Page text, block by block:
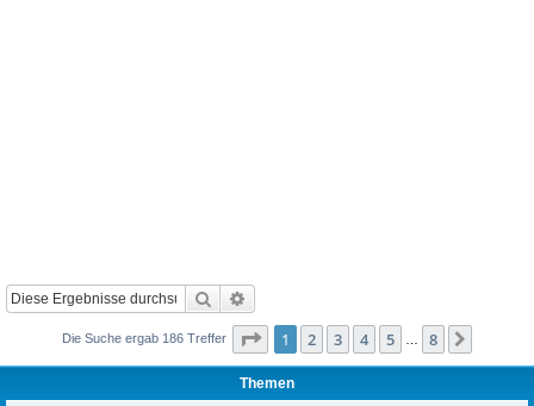
Suche
Die Suche ergab 186 Treffer Seite 1von
1 2 3 4 5 8
Themen